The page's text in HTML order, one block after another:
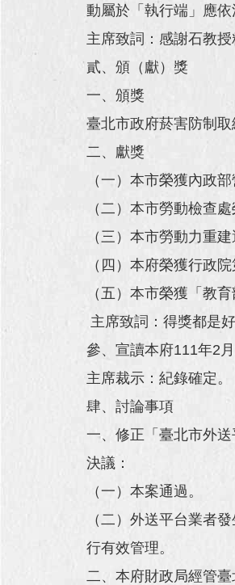
動屬於「執行端」應
主席致詞：感謝石教授
貳、頒（獻）獎
一、頒獎
臺北市政府菸害防制
二、獻獎
（一）本市榮獲內政
（二）本市勞動檢查
（三）本市勞動力重
（四）本府榮獲行政
（五）本市榮獲「教
主席致詞：得獎都是
參、宣讀本府111年2
主席裁示：紀錄確定。
肆、討論事項
一、修正「臺北市外
決議：
（一）本案通過。
（二）外送平台業者
行有效管理。
二、本府財政局經管